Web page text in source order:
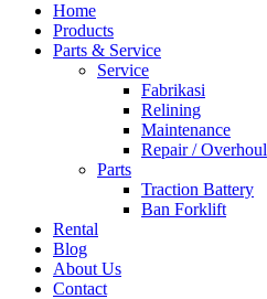
Home
Products
Parts & Service
Service
Fabrikasi
Relining
Maintenance
Repair / Overhoul
Parts
Traction Battery
Ban Forklift
Rental
Blog
About Us
Contact